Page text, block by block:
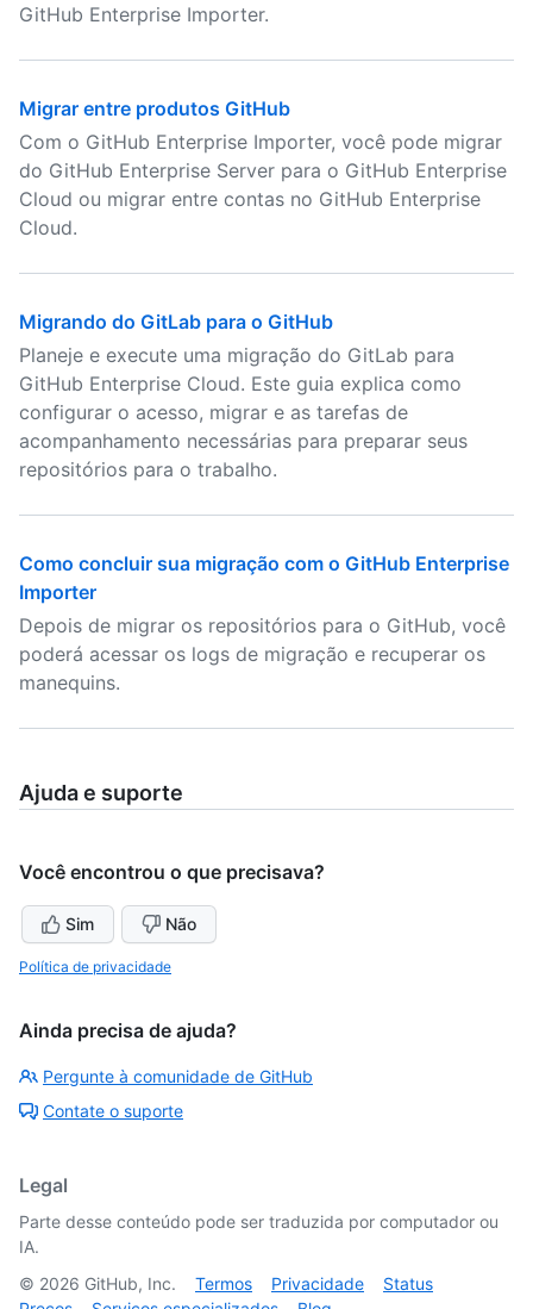
GitHub Enterprise Importer.
Migrar entre produtos GitHub
Com o GitHub Enterprise Importer, você pode migrar
do GitHub Enterprise Server para o GitHub Enterprise
Cloud ou migrar entre contas no GitHub Enterprise
Cloud.
Migrando do GitLab para o GitHub
Planeje e execute uma migração do GitLab para
GitHub Enterprise Cloud. Este guia explica como
configurar o acesso, migrar e as tarefas de
acompanhamento necessárias para preparar seus
repositórios para o trabalho.
Como concluir sua migração com o GitHub Enterprise
Importer
Depois de migrar os repositórios para o GitHub, você
poderá acessar os logs de migração e recuperar os
manequins.
Ajuda e suporte
Você encontrou o que precisava?
Sim Não
Política de privacidade
Ainda precisa de ajuda?
Pergunte à comunidade de GitHub
Contate o suporte
Legal
Parte desse conteúdo pode ser traduzida por computador ou
IA.
© 2026 GitHub, Inc. Termos Privacidade
Status